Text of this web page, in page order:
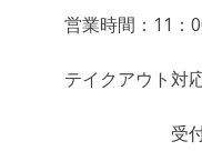
営業時間：11
テイクアウト
受付時間